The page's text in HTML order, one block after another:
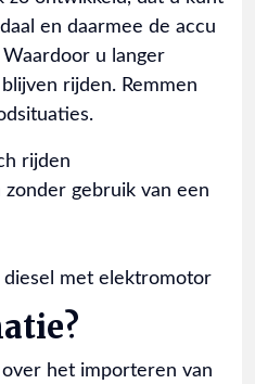
en daarmee de accu
u langer
rijden. Remmen
rijden
gebruik van een
met elektromotor
het importeren van